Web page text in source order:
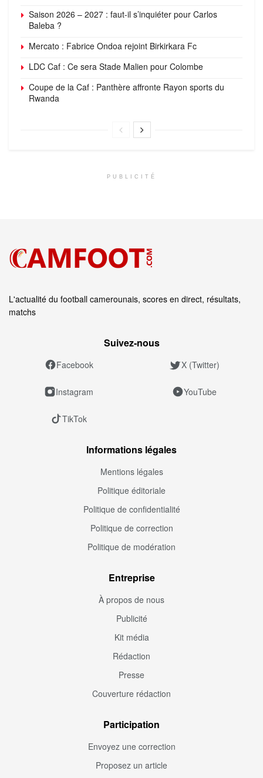
Saison 2026 – 2027 : faut-il s’inquiéter pour Carlos
Baleba ?
Mercato : Fabrice Ondoa rejoint Birkirkara Fc
LDC Caf : Ce sera Stade Malien pour Colombe
Coupe de la Caf : Panthère affronte Rayon sports du
Rwanda
PUBLICITÉ
L'actualité du football camerounais, scores en direct, résultats,
matchs
Suivez‑nous
Facebook X (Twitter)
Instagram YouTube
TikTok
Informations légales
Mentions légales
Politique éditoriale
Politique de confidentialité
Politique de correction
Politique de modération
Entreprise
À propos de nous
Publicité
Kit média
Rédaction
Presse
Couverture rédaction
Participation
Envoyez une correction
Proposez un article